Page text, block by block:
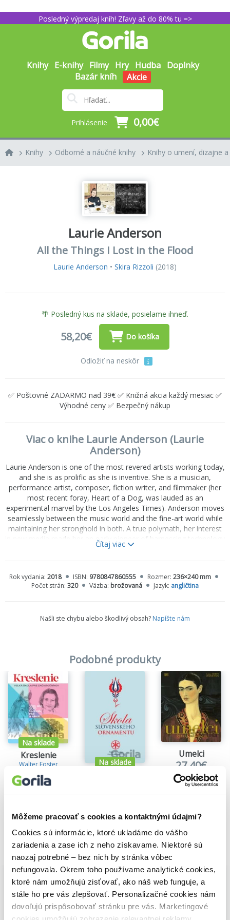
Môžeme pracovať s cookies a kontaktnými údajmi?
Cookies sú informácie, ktoré ukladáme do vášho
zariadenia a zase ich z neho získavame. Niektoré sú
naozaj potrebné – bez nich by stránka vôbec
nefungovala. Okrem toho používame analytické cookies,
ktoré nám umožňujú zisťovať, ako náš web funguje, a
stále ho pre vás zlepšovať. Personalizačné cookies nám
dovoľujú prispôsobovať stránku pre vás. Marketingové
Posledný výpredaj kníh! Zľavy až do 80% tu =>
Knihy E-knihy Filmy Hry Hudba Doplnky
Bazár kníh
Akcie
Prihlásenie 0,00€
Knihy Odborné a náučné knihy Knihy o umení, dizajne
Laurie Anderson
All the Things I Lost in the Flood
Laurie Anderson • Skira Rizzoli (2018)
🌴 Posledný kus na sklade, posielame ihneď.
58,20€ Do košíka
Odložiť na neskôr
✅ Poštovné ZADARMO nad 39€ ✅ Knižná akcia každý mesiac ✅
Výhodné ceny ✅ Bezpečný nákup
Viac o knihe Laurie Anderson (Laurie
Anderson)
Laurie Anderson is one of the most revered artists working today,
and she is as prolific as she is inventive. She is a musician,
performance artist, composer, fiction writer, and filmmaker (her
most recent foray, Heart of a Dog, was lauded as an
experimental marvel by the Los Angeles Times). Anderson moves
seamlessly between the music world and the fine-art world while
maintaining her stronghold in both. A true polymath, her interest
in new media made her an early pioneer of harnessing technology
for artistic purposes long before the technology boom of the last
Regardless of the medium, however, it is exploration of language
(and how it seeps into the image) and storytelling that is her
scores of documentation, notebooks, and sketchbooks. In the
artwork to date, some of which has never before been seen or
published.
Spanning drawing, multimedia installations, performance, and
new projects using augmented reality, the extensive volume
traverses four decades of her ground-breaking art. Each chapter
includes commentary written by Anderson herself, offering an
intimate understanding of her work through the artist s own
words.
Čítaj viac
Rok vydania: 2018 ISBN: 9780847860555 Rozmer: 236×240 mm
Počet strán: 320 Väzba: brožovaná Jazyk: angličtina
Našli ste chybu alebo škodlivý obsah? Napíšte nám
Podobné produkty
Na sklade
Kreslenie
Walter Foster
16,30€
Na sklade
7,11€
Umelci
27,40€
Vybrané pre teba